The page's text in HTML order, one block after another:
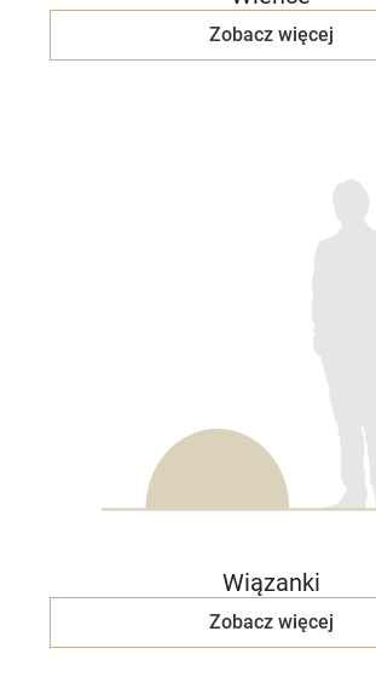
Zobacz więcej
Wiązanki
Zobacz więcej